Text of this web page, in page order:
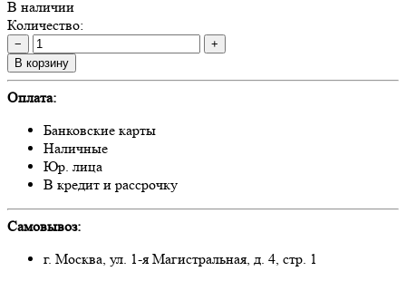
В наличии
Количество:
−
+
В корзину
Оплата:
Банковские карты
Наличные
Юр. лица
В кредит и рассрочку
Самовывоз:
г. Москва, ул. 1-я Магистральная, д. 4, стр. 1